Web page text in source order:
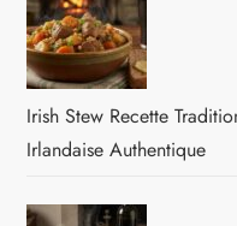
Irish Stew Recette
Irlandaise Authentique